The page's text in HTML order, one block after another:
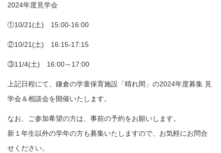
2024年度見学会
①10/21(土) 15:00-16:00
②10/21(土) 16:15-17:15
③11/4(土) 16:00～17:00
上記日程にて、鎌倉の学童保育施設「晴れ間」の2024年度募集 見
学会＆相談会を開催いたします。
なお、ご参加希望の方は、事前の予約をお願いします。
新１年生以外の学年の方も募集いたしますので、お気軽にお問合
せください。